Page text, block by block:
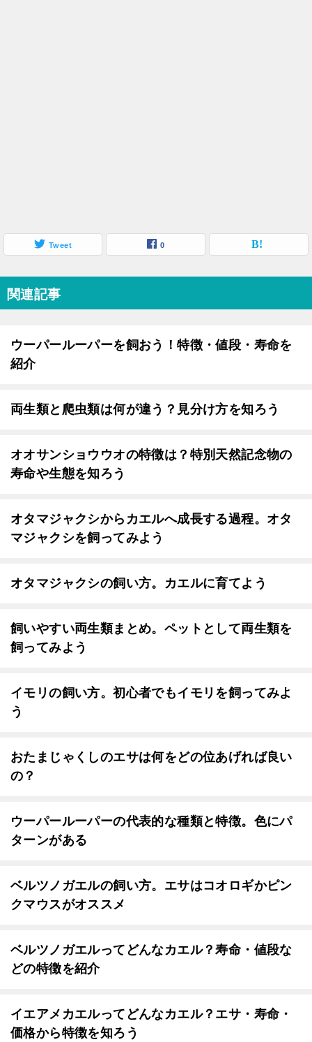
Tweet 0
関連記事
ウーパールーパーを飼おう！特徴・値段・寿命を
紹介
両生類と爬虫類は何が違う？見分け方を知ろう
オオサンショウウオの特徴は？特別天然記念物の
寿命や生態を知ろう
オタマジャクシからカエルへ成長する過程。オタ
マジャクシを飼ってみよう
オタマジャクシの飼い方。カエルに育てよう
飼いやすい両生類まとめ。ペットとして両生類を
飼ってみよう
イモリの飼い方。初心者でもイモリを飼ってみよ
う
おたまじゃくしのエサは何をどの位あげれば良い
の？
ウーパールーパーの代表的な種類と特徴。色にパ
ターンがある
ベルツノガエルの飼い方。エサはコオロギかピン
クマウスがオススメ
ベルツノガエルってどんなカエル？寿命・値段な
どの特徴を紹介
イエアメカエルってどんなカエル？エサ・寿命・
価格から特徴を知ろう